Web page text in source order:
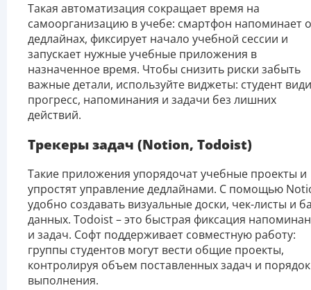
Такая автоматизация сокращает время на
самоорганизацию в учебе: смартфон напоминает о
дедлайнах, фиксирует начало учебной сессии и
запускает нужные учебные приложения в
назначенное время. Чтобы снизить риски забыть
важные детали, используйте виджеты: студент
прогресс, напоминания и задачи без лишних
действий.
Трекеры задач (Notion, Todoist)
Такие приложения упорядочат учебные проекты и
упростят управление дедлайнами. С помощью
удобно создавать визуальные доски, чек-листы и
данных. Todoist – это быстрая фиксация
и задач. Софт поддерживает совместную работу:
группы студентов могут вести общие проекты,
контролируя объем поставленных задач и
выполнения.